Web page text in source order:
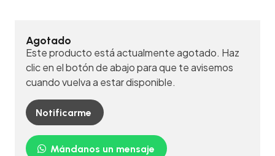
Agotado
Este producto está actualmente agotado. Haz
clic en el botón de abajo para que te avisemos
cuando vuelva a estar disponible.
Notificarme
Mándanos un mensaje